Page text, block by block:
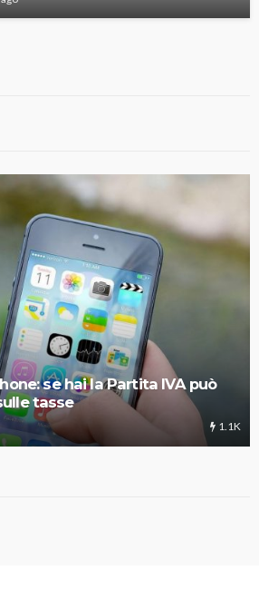
se hai la Partita IVA può
tasse
1.1K